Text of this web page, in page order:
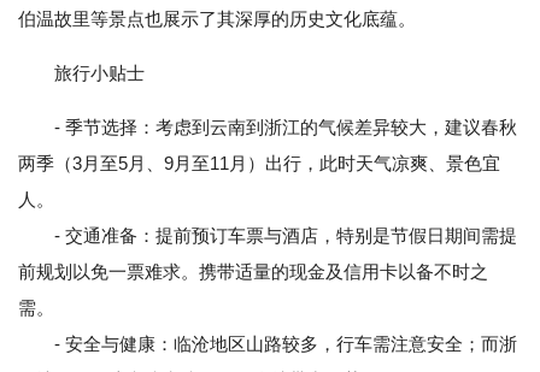
伯温故里等景点也展示了其深厚的历史文化底蕴。
旅行小贴士
- 季节选择：考虑到云南到浙江的气候差异较大，建议春秋
两季（3月至5月、9月至11月）出行，此时天气凉爽、景色宜
人。
- 交通准备：提前预订车票与酒店，特别是节假日期间需提
前规划以免一票难求。携带适量的现金及信用卡以备不时之
需。
- 安全与健康：临沧地区山路较多，行车需注意安全；而浙